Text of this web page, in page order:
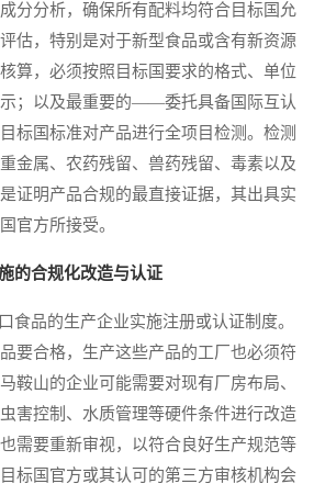
分分析，确保所有配料均符合目标国允
估，特别是对于新型食品或含有新资源
算，必须按照目标国要求的格式、单位
；以及最重要的——委托具备国际互认
标国标准对产品进行全项目检测。检测
金属、农药残留、兽药残留、毒素以及
证明产品合规的最直接证据，其出具实
官方所接受。
的合规化改造与认证
品的生产企业实施注册或认证制度。
要合格，生产这些产品的工厂也必须符
鞍山的企业可能需要对现有厂房布局、
害控制、水质管理等硬件条件进行改造
需要重新审视，以符合良好生产规范等
标国官方或其认可的第三方审核机构会